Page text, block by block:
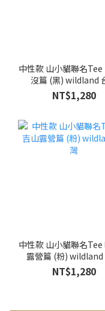
中性款 山小貓聯名Tee
沒篇 (黑) wildland
NT$1,280
中性款 山小貓聯名Tee
露營篇 (粉) wildland
NT$1,280